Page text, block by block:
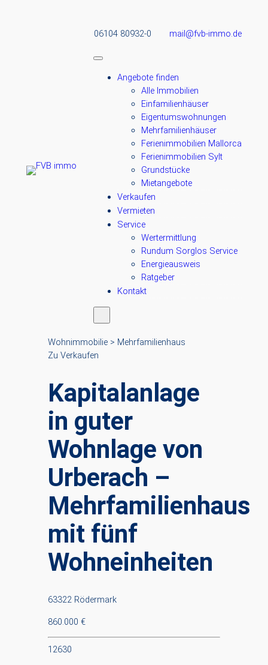
06104 80932-0 mail@fvb-immo.de
Angebote finden
Alle Immobilien
Einfamilienhäuser
Eigentumswohnungen
Mehrfamilienhäuser
Ferienimmobilien Mallorca
Ferienimmobilien Sylt
Grundstücke
Mietangebote
Verkaufen
Vermieten
Service
Wertermittlung
Rundum Sorglos Service
Energieausweis
Ratgeber
Kontakt
Wohnimmobilie > Mehrfamilienhaus
Zu Verkaufen
Kapitalanlage
in guter
Wohnlage von
Urberach –
Mehrfamilienhaus
mit fünf
Wohneinheiten
63322 Rödermark
860.000 €
12630